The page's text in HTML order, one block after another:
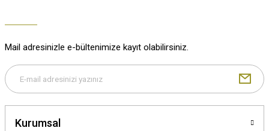
Mail adresinizle e-bültenimize kayıt olabilirsiniz.
Kurumsal